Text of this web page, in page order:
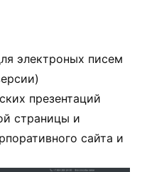
электроных писем
презентаций
страницы и
сайта и